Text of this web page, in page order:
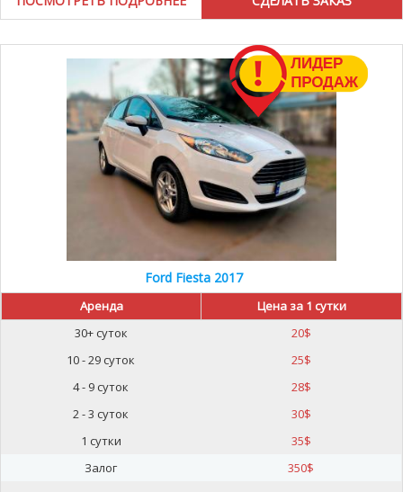
Ford Fiesta 2017
Аренда
Цена за 1 сутки
30+ суток
20$
10 - 29 суток
25$
4 - 9 суток
28$
2 - 3 суток
30$
1 сутки
35$
Залог
350$